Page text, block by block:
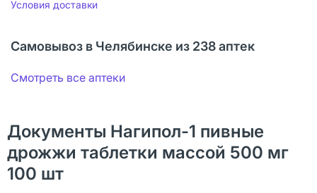
Условия доставки
Самовывоз в Челябинске из 238 аптек
Смотреть все аптеки
Документы Нагипол-1 пивные
дрожжи таблетки массой 500 мг
100 шт